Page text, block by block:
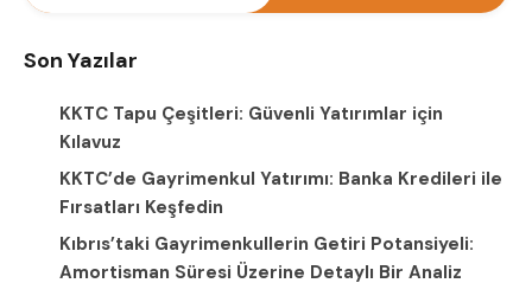
Son Yazılar
KKTC Tapu Çeşitleri: Güvenli Yatırımlar için
Kılavuz
KKTC’de Gayrimenkul Yatırımı: Banka Kredileri ile
Fırsatları Keşfedin
Kıbrıs’taki Gayrimenkullerin Getiri Potansiyeli:
Amortisman Süresi Üzerine Detaylı Bir Analiz